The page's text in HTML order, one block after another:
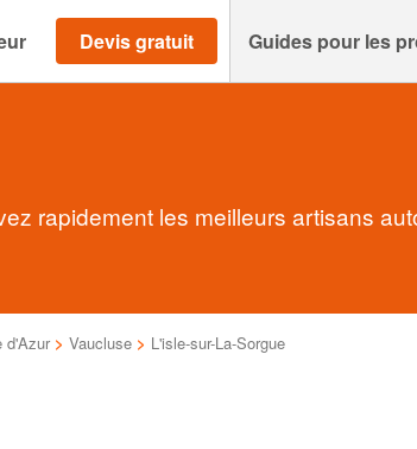
Devis gratuit Guides pour les
rapidement les meilleurs artisans
d'Azur > Vaucluse > L'isle-sur-La-Sorgue